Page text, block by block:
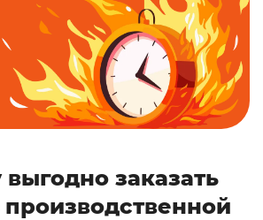
заказать
производственной